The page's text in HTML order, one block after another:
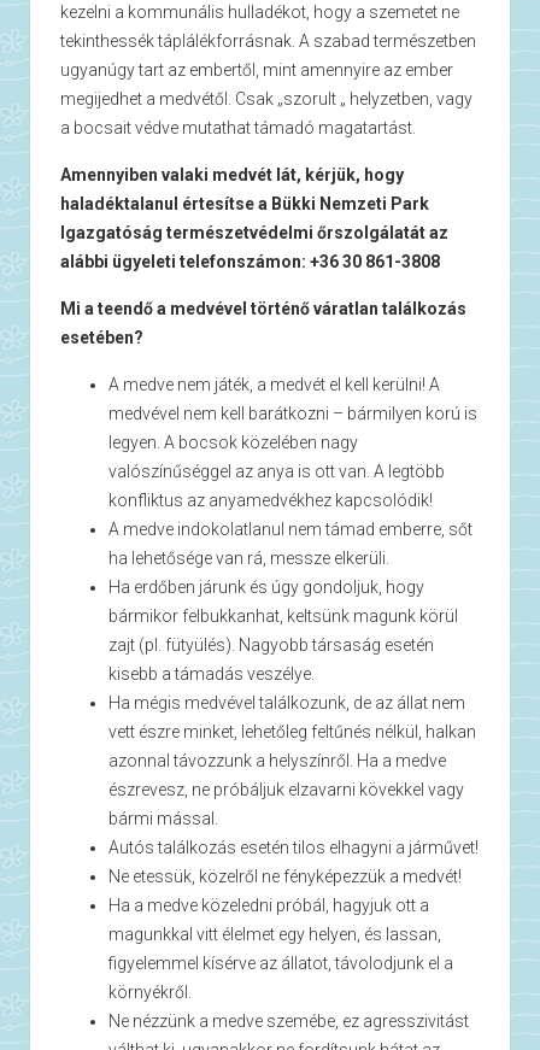
kezelni a kommunális hulladékot, hogy a szemetet ne
tekinthessék táplálékforrásnak. A szabad természetben
ugyanúgy tart az embertől, mint amennyire az ember
megijedhet a medvétől. Csak „szorult „ helyzetben, vagy
a bocsait védve mutathat támadó magatartást.
Amennyiben valaki medvét lát, kérjük, hogy
haladéktalanul értesítse a Bükki Nemzeti Park
Igazgatóság természetvédelmi őrszolgálatát az
alábbi ügyeleti telefonszámon: +36 30 861-3808
Mi a teendő a medvével történő váratlan találkozás
esetében?
A medve nem játék, a medvét el kell kerülni! A
medvével nem kell barátkozni – bármilyen korú is
legyen. A bocsok közelében nagy
valószínűséggel az anya is ott van. A legtöbb
konfliktus az anyamedvékhez kapcsolódik!
A medve indokolatlanul nem támad emberre, sőt
ha lehetősége van rá, messze elkerüli.
Ha erdőben járunk és úgy gondoljuk, hogy
bármikor felbukkanhat, keltsünk magunk körül
zajt (pl. fütyülés). Nagyobb társaság esetén
kisebb a támadás veszélye.
Ha mégis medvével találkozunk, de az állat nem
vett észre minket, lehetőleg feltűnés nélkül, halkan
azonnal távozzunk a helyszínről. Ha a medve
észrevesz, ne próbáljuk elzavarni kövekkel vagy
bármi mással.
Autós találkozás esetén tilos elhagyni a járművet!
Ne etessük, közelről ne fényképezzük a medvét!
Ha a medve közeledni próbál, hagyjuk ott a
magunkkal vitt élelmet egy helyen, és lassan,
figyelemmel kísérve az állatot, távolodjunk el a
környékről.
Ne nézzünk a medve szemébe, ez agresszivitást